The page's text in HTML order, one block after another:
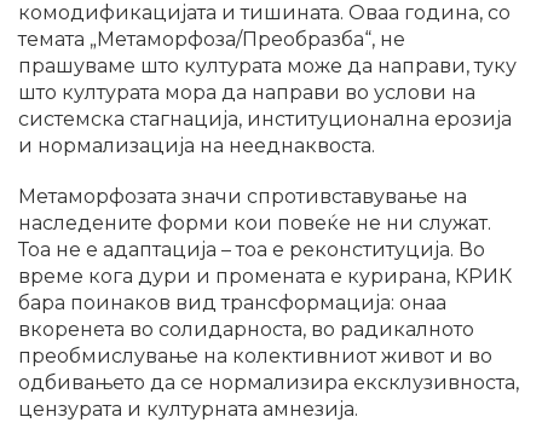
комодификацијата и тишината. Оваа година, со
темата „Метаморфоза/Преобразба“, не
прашуваме што културата може да направи, туку
што културата мора да направи во услови на
системска стагнација, институционална ерозија
и нормализација на нееднаквоста.
Метаморфозата значи спротивставување на
наследените форми кои повеќе не ни служат.
Тоа не е адаптација – тоа е реконституција. Во
време кога дури и промената е курирана, КРИК
бара поинаков вид трансформација: онаа
вкоренета во солидарноста, во радикалното
преобмислување на колективниот живот и во
одбивањето да се нормализира ексклузивноста,
цензурата и културната амнезија.